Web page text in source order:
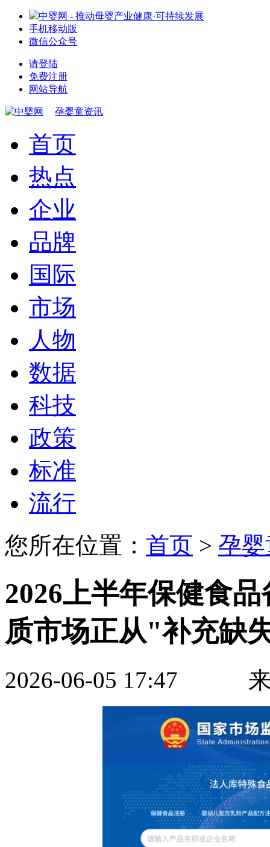
中婴网 - 推动母婴产业健康·可持续发展
手机移动版
微信公众号
请登陆
免费注册
网站导航
孕婴童资讯
首页
热点
企业
品牌
国际
市场
人物
数据
科技
政策
标准
流行
您所在位置： 首页 > 孕
2026上半年保健食
质市场正从"补充缺
2026-06-05 17:47 来